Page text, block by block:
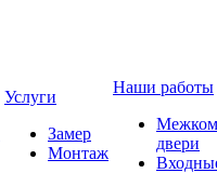
Услуги
Замер
Монтаж
Наши работы
двери